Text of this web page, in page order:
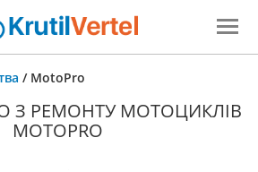
/ MotoPro
З РЕМОНТУ МОТОЦИКЛІВ
MOTOPRO